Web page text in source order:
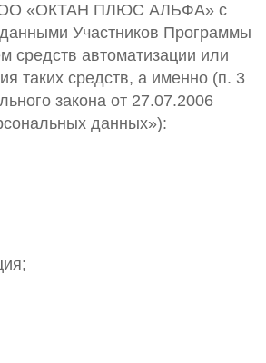
«ОКТАН ПЛЮС АЛЬФА» с
Участников Программы
средств автоматизации или
таких средств, а именно (п. 3
закона от 27.07.2006
данных»):